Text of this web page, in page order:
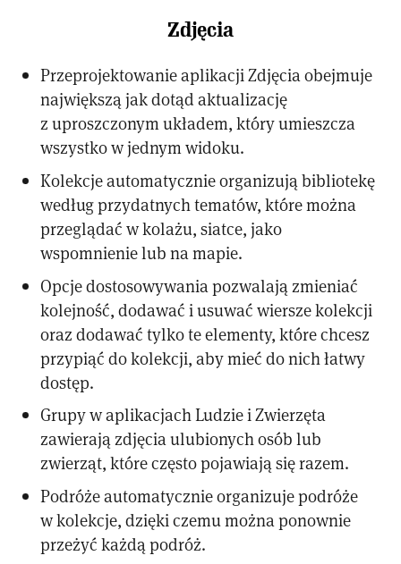
Zdjęcia
Przeprojektowanie aplikacji Zdjęcia obejmuje
największą jak dotąd aktualizację
z uproszczonym układem, który umieszcza
wszystko w jednym widoku.
Kolekcje automatycznie organizują bibliotekę
według przydatnych tematów, które można
przeglądać w kolażu, siatce, jako
wspomnienie lub na mapie.
Opcje dostosowywania pozwalają zmieniać
kolejność, dodawać i usuwać wiersze kolekcji
oraz dodawać tylko te elementy, które chcesz
przypiąć do kolekcji, aby mieć do nich łatwy
dostęp.
Grupy w aplikacjach Ludzie i Zwierzęta
zawierają zdjęcia ulubionych osób lub
zwierząt, które często pojawiają się razem.
Podróże automatycznie organizuje podróże
w kolekcje, dzięki czemu można ponownie
przeżyć każdą podróż.